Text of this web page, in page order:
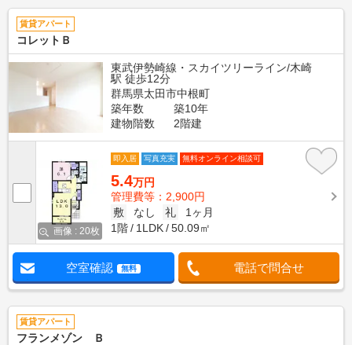
賃貸アパート
コレットＢ
東武伊勢崎線・スカイツリーライン/木崎
駅 徒歩12分
群馬県太田市中根町
築年数
築10年
建物階数
2階建
画像 : 20枚
即入居 写真充実 無料オンライン相談可
5.4万円
管理費等：2,900円
敷
なし 礼
1ヶ月
1階
1LDK 50.09㎡
空室確認 無料 電話で問合せ
賃貸アパート
フランメゾン Ｂ